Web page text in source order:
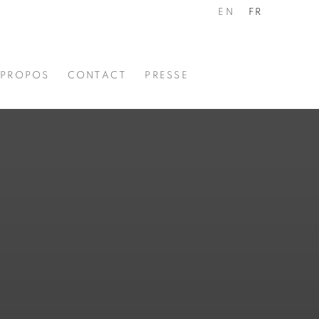
CONTACT PRESSE
EN FR